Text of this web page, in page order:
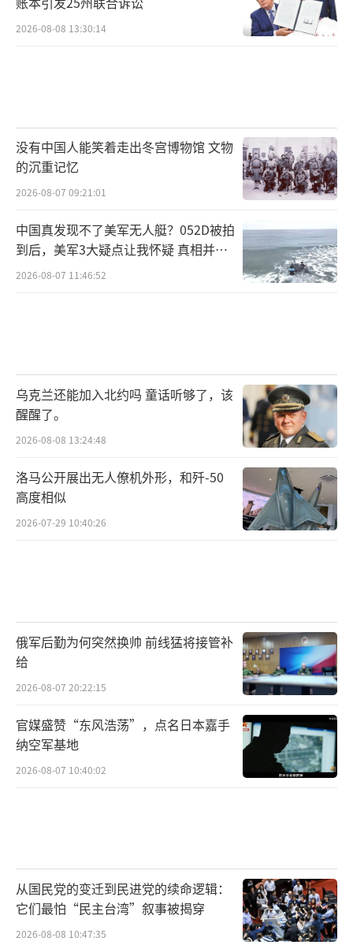
2026-08-08 13:30:14
没有中国人能笑着走出冬宫博物馆 文物
的沉重记忆
2026-08-07 09:21:01
中国真发现不了美军无人艇？052D被拍
到后，美军3大疑点让我怀疑 真相并非
如此
2026-08-07 11:46:52
乌克兰还能加入北约吗 童话听够了，该
醒醒了。
2026-08-08 13:24:48
洛马公开展出无人僚机外形，和歼-50
高度相似
2026-07-29 10:40:26
俄军后勤为何突然换帅 前线猛将接管补
给
2026-08-07 20:22:15
官媒盛赞“东风浩荡”，点名日本嘉手
纳空军基地
2026-08-07 10:40:02
从国民党的变迁到民进党的续命逻辑：
它们最怕“民主台湾”叙事被揭穿
2026-08-08 10:47:35